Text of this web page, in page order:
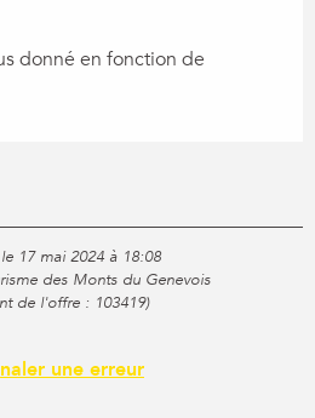
donné en fonction de
17 mai 2024 à 18:08
des Monts du Genevois
de l'offre : 103419)
une erreur